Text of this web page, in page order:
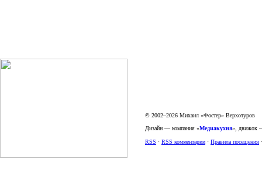
© 2002–2026 Михаил «Фостер» Верхотуров
Дизайн — компания «Медиакухня»,
RSS · RSS комментарии · Правила посещения